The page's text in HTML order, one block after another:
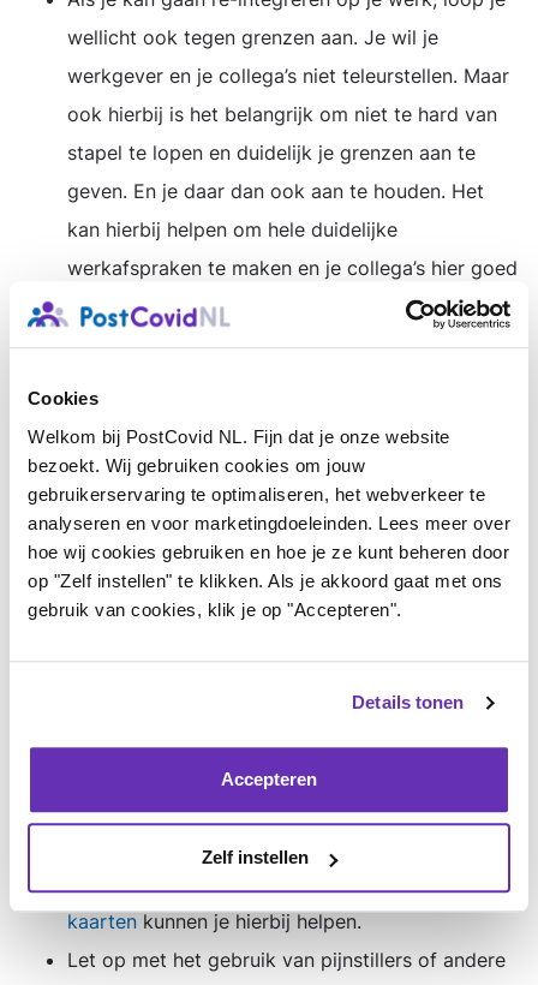
Cookies
Welkom bij PostCovid NL. Fijn dat je onze website
bezoekt. Wij gebruiken cookies om jouw
gebruikerservaring te optimaliseren, het webverkeer te
analyseren en voor marketingdoeleinden. Lees meer over
hoe wij cookies gebruiken en hoe je ze kunt beheren door
op "Zelf instellen" te klikken. Als je akkoord gaat met ons
gebruik van cookies, klik je op "Accepteren".
Details tonen
Accepteren
Zelf instellen
wellicht ook tegen grenzen aan. Je wil je
werkgever en je collega’s niet teleurstellen. Maar
ook hierbij is het belangrijk om niet te hard van
stapel te lopen en duidelijk je grenzen aan te
geven. En je daar dan ook aan te houden. Het
kan hierbij helpen om hele duidelijke
werkafspraken te maken en je collega’s hier goed
over te informeren.
Om je grens aan te kunnen geven, moet je ‘nee’
daardoor telkens over je grens? Dan kun je leren
deze patronen te doorbreken eventueel met hulp
van eenpsycholoog of praktijkondersteuner van
de huisarts.
Anderen zien niet altijd aan je hoe het met je
aankan dan je werkelijk aan kan. Zorg ervoor dat
van long covid. Hierdoor zullen ze beter kunnen
begrijpen dat je er misschien goed uitziet, maar
toch niet langer kan blijven op de koffie. Onze
kaarten kunnen je hierbij helpen.
Let op met het gebruik van pijnstillers of andere